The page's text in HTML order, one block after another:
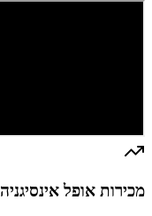
מכירות אופל אינסיגניה 2016 והשוואה למתחרים